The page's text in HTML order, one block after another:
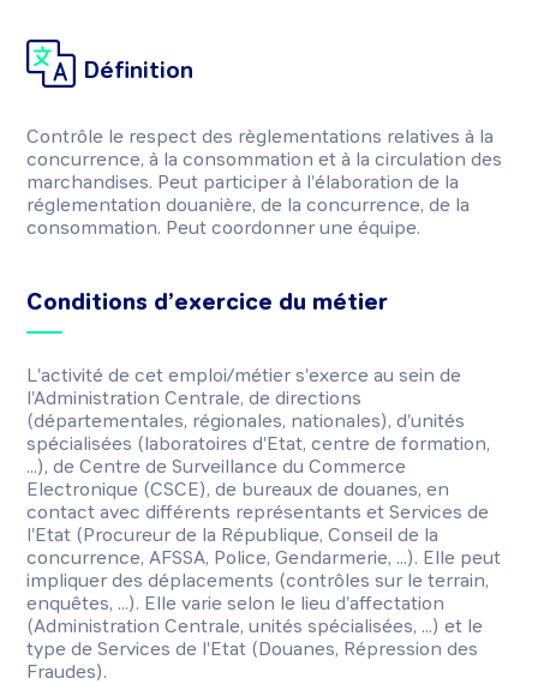
Définition
Contrôle le respect des règlementations relatives à la
concurrence, à la consommation et à la circulation des
marchandises. Peut participer à l'élaboration de la
réglementation douanière, de la concurrence, de la
consommation. Peut coordonner une équipe.
Conditions d’exercice du métier
L'activité de cet emploi/métier s'exerce au sein de
l'Administration Centrale, de directions
(départementales, régionales, nationales), d'unités
spécialisées (laboratoires d'Etat, centre de formation,
...), de Centre de Surveillance du Commerce
Electronique (CSCE), de bureaux de douanes, en
contact avec différents représentants et Services de
l'Etat (Procureur de la République, Conseil de la
concurrence, AFSSA, Police, Gendarmerie, ...). Elle peut
impliquer des déplacements (contrôles sur le terrain,
enquêtes, ...). Elle varie selon le lieu d'affectation
(Administration Centrale, unités spécialisées, ...) et le
type de Services de l'Etat (Douanes, Répression des
Fraudes).